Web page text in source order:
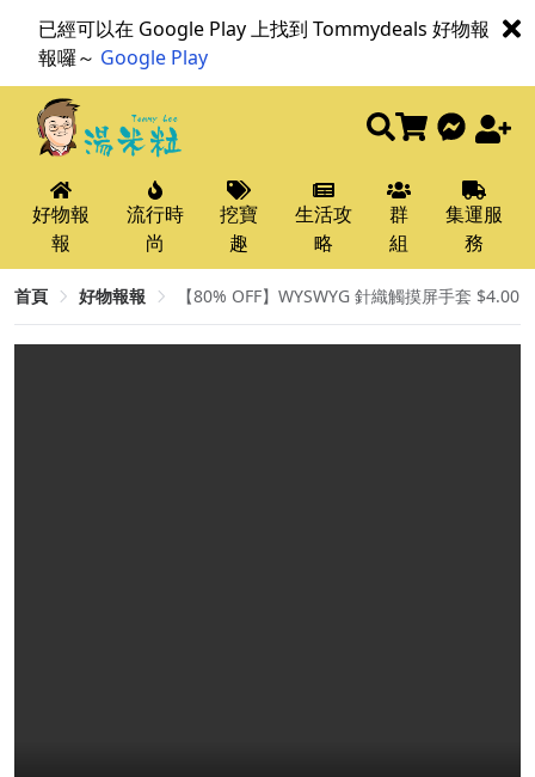
已經可以在 Google Play 上找到 Tommydeals 好物報
報囉～ Google Play
好物報
報
流行時
尚
挖寶
趣
生活攻
略
群
組
集運服
務
首頁 好物報報 【80% OFF】WYSWYG 針織觸摸屏手套 $4.00